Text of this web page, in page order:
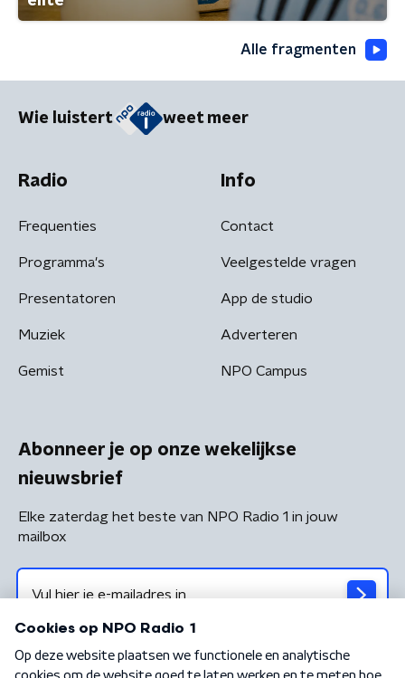
Alle fragmenten
Wie luistert weet meer
Radio
Frequenties
Programma's
Presentatoren
Muziek
Gemist
Info
Contact
Veelgestelde vragen
App de studio
Adverteren
NPO Campus
Abonneer je op onze wekelijkse
nieuwsbrief
Elke zaterdag het beste van NPO Radio 1 in jouw
mailbox